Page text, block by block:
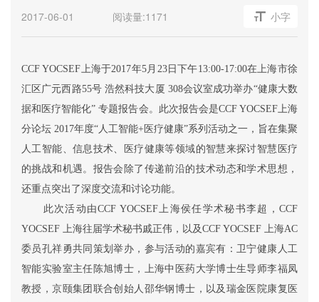
2017-06-01 阅读量:1171 小字
CCF YOCSEF上海于2017年5月23日下午13:00-17:00在上海市徐
汇区广元西路55号 浩然科技大厦 308会议室成功举办“健康大数
据和医疗智能化” 专题报告会。此次报告会是CCF YOCSEF上海
分论坛 2017年度“人工智能+医疗健康”系列活动之一，旨在集聚
人工智能、信息技术、医疗健康等领域的智慧来探讨智慧医疗
的挑战和机遇。报告会除了传递前沿的技术动态和学术思想，
还重点突出了深度交流和讨论功能。
此次活动由CCF YOCSEF上海侯任学术秘书李超，CCF
YOCSEF 上海往届学术秘书戚正伟，以及CCF YOCSEF 上海AC
委员孔祥勇共同策划举办，参与活动的嘉宾有：卫宁健康人工
智能实验室主任陈旭博士，上海中医药大学博士生导师李福凤
教授，京颐集团联合创始人邵华钢博士，以及瑞金医院康复医